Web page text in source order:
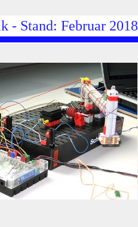
- Stand: Februar 2018